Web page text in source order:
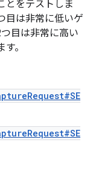
とをテストしま
目は非常に低いゲ
目は非常に高い
。